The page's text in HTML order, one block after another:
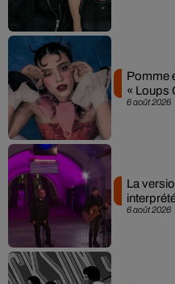
6 août 2026
Pomme
« Loups
6 août 2026
La